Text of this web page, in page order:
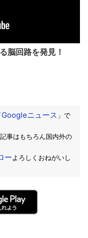
脳回路を発見！
Googleニュース 」で
事はもちろん国内外の
ーよろしくおねがいし